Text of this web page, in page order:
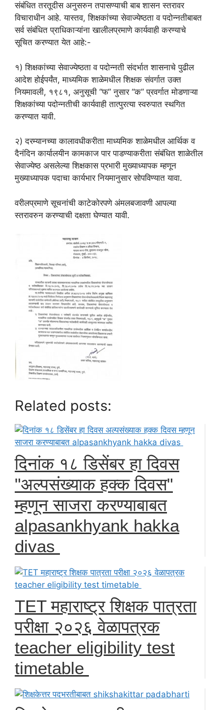
संबंधित तरतूदीस अनुसरुन तपासण्याची बाब शासन स्तरावर
विचाराधीन आहे. यास्तव, शिक्षकांच्या सेवाज्येष्ठता व पदोन्नतीबाबत
सर्व संबंधित प्राधिकाऱ्यांना खालीलप्रमाणे कार्यवाही करण्याचे
सूचित करण्यात येत आहे:-
१) शिक्षकांच्या सेवाज्येष्ठता व पदोन्नती संदर्भात शासनाचे पुढील
आदेश होईपर्यंत, माध्यमिक शाळेमधील शिक्षक संवर्गात उक्त
नियमावली, १९८१, अनुसूची “फ” नुसार “क” प्रवर्गात मोडणाऱ्या
शिक्षकांच्या पदोन्नतीची कार्यवाही तात्पुरत्या स्वरुपात स्थगित
करण्यात यावी.
२) दरम्यानच्या कालावधीकरीता माध्यमिक शाळेमधील आर्थिक व
दैनंदिन कार्यालयीन कामकाज पार पाडण्याकरीता संबंधित शाळेतील
सेवाज्येष्ठ असलेल्या शिक्षकास प्रभारी मुख्याध्यापक म्हणून
मुख्याध्यापक पदाचा कार्यभार नियमानुसार सोपविण्यात यावा.
वरीलप्रमाणे सूचनांची काटेकोरपणे अंमलबजावणी आपल्या
स्तरावरुन करण्याची दक्षता घेण्यात यावी.
Related posts:
दिनांक १८ डिसेंबर हा दिवस
"अल्पसंख्याक हक्क दिवस"
म्हणून साजरा करण्याबाबत
alpasankhyank hakka
divas
TET महाराष्ट्र शिक्षक पात्रता
परीक्षा २०२६ वेळापत्रक
teacher eligibility test
timetable